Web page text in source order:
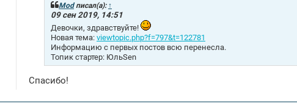
Modписал(а): ↑
09 сен 2019, 14:51
Девочки, здравствуйте!
Новая тема: viewtopic.php?f=797&t=122781
Информацию с первых постов всю перенесла.
Топик стартер: ЮльSen
Спасибо!